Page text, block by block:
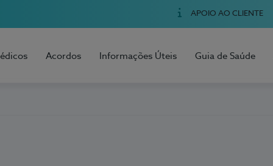
APOIO AO CLIENTE
Acordos Informações Úteis Guia de Saúde